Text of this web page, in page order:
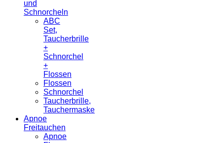
und
Schnorcheln
ABC
Set,
Taucherbrille
+
Schnorchel
+
Flossen
Flossen
Schnorchel
Taucherbrille,
Tauchermaske
Apnoe
Freitauchen
Apnoe